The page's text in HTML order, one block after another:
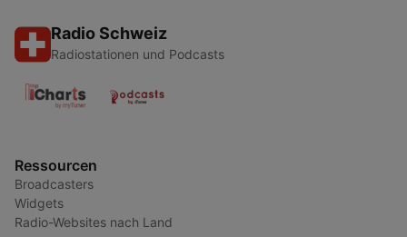
Radio Schweiz
Radiostationen und Podcasts
Ressourcen
Broadcasters
Widgets
Radio-Websites nach Land